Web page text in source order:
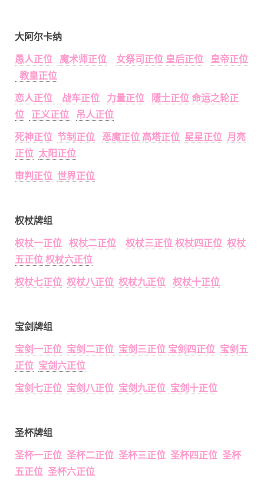
大阿尔卡纳
愚人正位
魔术师正位 女祭司正位 皇后正位
皇帝正位
教皇正位
恋人正位
战车正位 力量正位 隱士正位 命运之轮正
位
正义正位
吊人正位
死神正位 节制正位 恶魔正位 高塔正位 星星正位 月亮
正位 太阳正位
审判正位 世界正位
权杖牌组
权杖一正位
权杖二正位 权杖三正位 权杖四正位 权杖
五正位 权杖六正位
权杖七正位 权杖八正位 权杖九正位 权杖十正位
宝剑牌组
宝剑一正位 宝剑二正位 宝剑三正位 宝剑四正位 宝剑五
正位 宝剑六正位
宝剑七正位 宝剑八正位 宝剑九正位 宝剑十正位
圣杯牌组
圣杯一正位 圣杯二正位 圣杯三正位 圣杯四正位 圣杯
五正位 圣杯六正位